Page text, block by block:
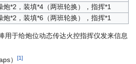
炮*2，装填*4（两班轮换），指挥*1
炮*2，装填*6（两班轮换），指挥*1
用于给炮位动态传达火控指挥仪发来信息
）[1]